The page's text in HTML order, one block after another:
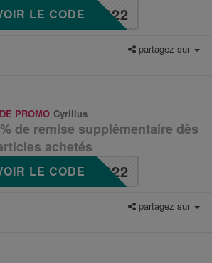
622
LE CODE
partagez sur
PROMO Cyrillus
de remise supplémentaire dès
achetés
622
LE CODE
partagez sur